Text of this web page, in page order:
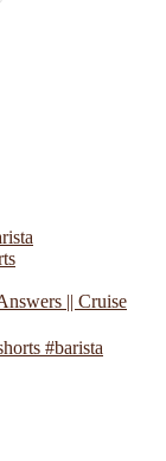
|| Cruise
#barista